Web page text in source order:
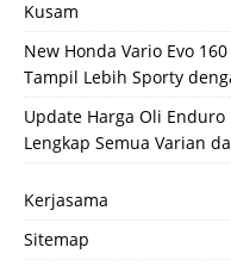
Kusam
New Honda Vario Evo
Tampil Lebih Sporty
Update Harga Oli
Lengkap Semua Varian
Kerjasama
Sitemap